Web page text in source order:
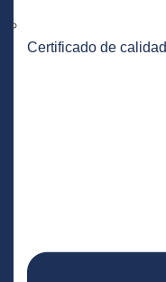
Certificado de calidad